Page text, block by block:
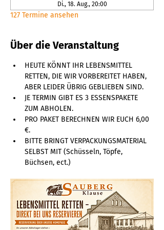
Di., 18. Aug., 20:00
127 Termine ansehen
Über die Veranstaltung
HEUTE KÖNNT IHR LEBENSMITTEL
RETTEN, DIE WIR VORBEREITET HABEN,
ABER LEIDER ÜBRIG GEBLIEBEN SIND.
JE TERMIN GIBT ES 3 ESSENSPAKETE
ZUM ABHOLEN.
PRO PAKET BERECHNEN WIR EUCH 6,00
€.
BITTE BRINGT VERPACKUNGSMATERIAL
SELBST MIT (Schüsseln, Töpfe,
Büchsen, ect.)